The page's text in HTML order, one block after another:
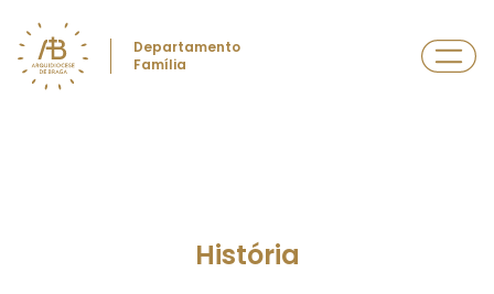
Departamento
Família
História